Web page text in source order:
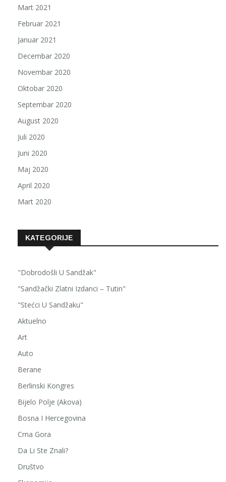
Mart 2021
Februar 2021
Januar 2021
Decembar 2020
Novembar 2020
Oktobar 2020
Septembar 2020
August 2020
Juli 2020
Juni 2020
Maj 2020
April 2020
Mart 2020
KATEGORIJE
"Dobrodošli U Sandžak"
"Sandžački Zlatni Izdanci – Tutin"
"Stećci U Sandžaku"
Aktuelno
Art
Auto
Berane
Berlinski Kongres
Bijelo Polje (Akova)
Bosna I Hercegovina
Crna Gora
Da Li Ste Znali?
Društvo